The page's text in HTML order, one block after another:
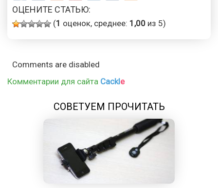
ОЦЕНИТЕ СТАТЬЮ:
(1 оценок, среднее: 1,00 из 5)
Comments are disabled
Комментарии для сайта Cackle
СОВЕТУЕМ ПРОЧИТАТЬ